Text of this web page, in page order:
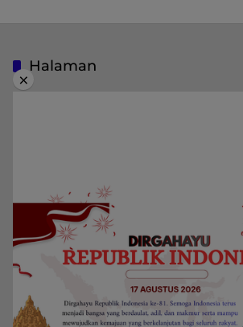
Halaman
Kategori
Berita
Home
Papua Barat Daya
×